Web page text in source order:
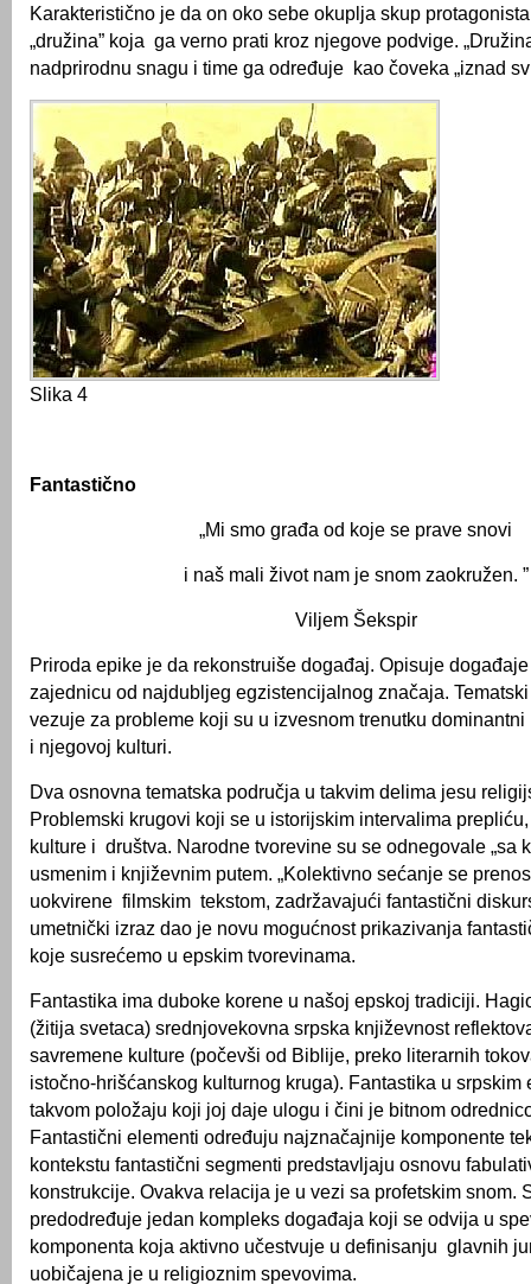
Karakteristično je da on oko sebe okuplja skup
„družina” koja ga verno prati kroz njegove podvige.
nadprirodnu snagu i time ga određuje kao čoveka „iznad
Slika 4
Fantastično
„Mi smo građa od koje se prave snovi
i naš mali život nam je snom zaokružen. ”
Viljem Šekspir
Priroda epike je da rekonstruiše događaj. Opisuje
zajednicu od najdubljeg egzistencijalnog značaja.
vezuje za probleme koji su u izvesnom trenutku
i njegovoj kulturi.
Dva osnovna tematska područja u takvim delima jesu
Problemski krugovi koji se u istorijskim intervalima
kulture i društva. Narodne tvorevine su se odnegovale „sa
usmenim i književnim putem. „Kolektivno sećanje se
uokvirene filmskim tekstom, zadržavajući fantastični
umetnički izraz dao je novu mogućnost prikazivanja
koje susrećemo u epskim tvorevinama.
Fantastika ima duboke korene u našoj epskoj tradiciji.
(žitija svetaca) srednjovekovna srpska književnost
savremene kulture (počevši od Biblije, preko literarnih
istočno-hrišćanskog kulturnog kruga). Fantastika u srpskim
takvom položaju koji joj daje ulogu i čini je bitnom
Fantastični elementi određuju najznačajnije komponente
kontekstu fantastični segmenti predstavljaju osnovu
konstrukcije. Ovakva relacija je u vezi sa profetskim snom.
predodređuje jedan kompleks događaja koji se odvija u
komponenta koja aktivno učestvuje u definisanju glavnih
uobičajena je u religioznim spevovima.